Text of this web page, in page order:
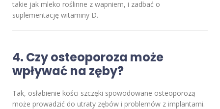
takie jak mleko roślinne z wapniem, i zadbać o
suplementację witaminy D.
4. Czy osteoporoza może
wpływać na zęby?
Tak, osłabienie kości szczęki spowodowane osteoporozą
może prowadzić do utraty zębów i problemów z implantami.